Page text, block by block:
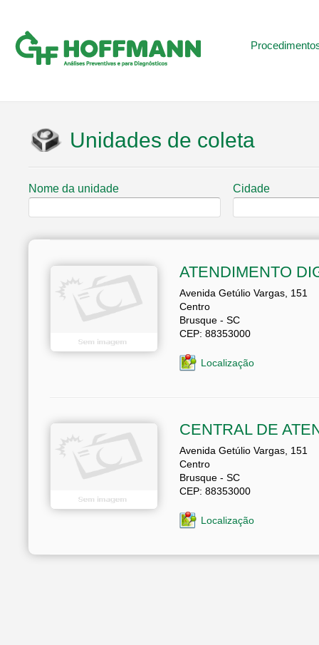
Unidades de coleta
Nome da unidade Cidade
ATENDIMENTO
Avenida Getúlio Vargas, 151
Centro
Brusque - SC
CEP: 88353000
Localização
CENTRAL DE
Avenida Getúlio Vargas, 151
Centro
Brusque - SC
CEP: 88353000
Localização